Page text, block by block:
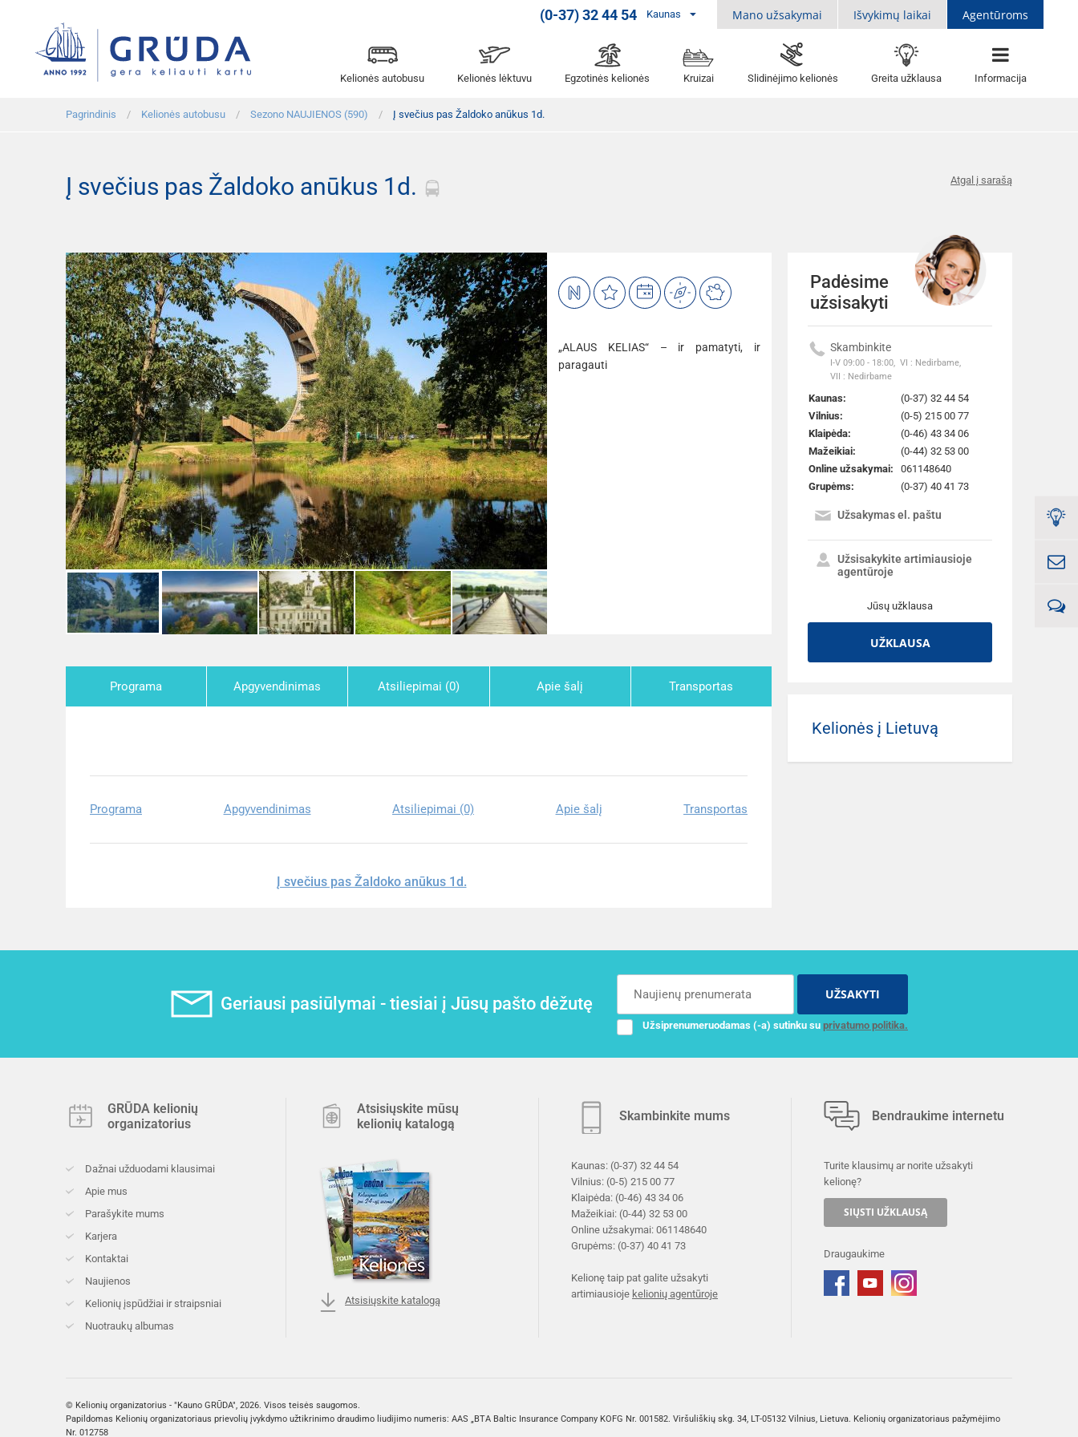
(0-37) 32 44 54 Kaunas Mano užsakymai Išvykimų laikai Agentūroms
Kelionės autobusu Kelionės lėktuvu Egzotinės kelionės Kruizai Slidinėjimo kelionės Greita užklausa Informacija
Pagrindinis Kelionės autobusu Sezono NAUJIENOS (590) Į svečius pas Žaldoko anūkus 1d.
Atgal į sarašą
Į svečius pas Žaldoko anūkus 1d.
„ALAUS KELIAS“ – ir pamatyti, ir
paragauti
Programa Apgyvendinimas Atsiliepimai (0) Apie šalį Transportas
Programa Apgyvendinimas Atsiliepimai (0) Apie šalį Transportas
Į svečius pas Žaldoko anūkus 1d.
Padėsime
užsisakyti
Skambinkite
I-V 09:00 - 18:00, VI : Nedirbame,
VII : Nedirbame
Kaunas:
(0-37) 32 44 54
Vilnius:
(0-5) 215 00 77
Klaipėda:
(0-46) 43 34 06
Mažeikiai:
(0-44) 32 53 00
Online užsakymai:
061148640
Grupėms:
(0-37) 40 41 73
Užsakymas el. paštu
Užsisakykite artimiausioje
agentūroje
Jūsų užklausa
UŽKLAUSA
Kelionės į Lietuvą
Geriausi pasiūlymai - tiesiai į Jūsų pašto dėžutę UŽSAKYTI
Užsiprenumeruodamas (-a) sutinku su privatumo politika.
GRŪDA kelionių
organizatorius
Dažnai užduodami klausimai
Apie mus
Parašykite mums
Karjera
Kontaktai
Naujienos
Kelionių įspūdžiai ir straipsniai
Nuotraukų albumas
Atsisiųskite mūsų
kelionių katalogą
Atsisiųskite katalogą
Skambinkite mums
Kaunas: (0-37) 32 44 54
Vilnius: (0-5) 215 00 77
Klaipėda: (0-46) 43 34 06
Mažeikiai: (0-44) 32 53 00
Online užsakymai: 061148640
Grupėms: (0-37) 40 41 73
Kelionę taip pat galite užsakyti
artimiausioje kelionių agentūroje
Bendraukime internetu
Turite klausimų ar norite užsakyti
kelionę?
SIŲSTI UŽKLAUSĄ
Draugaukime
© Kelionių organizatorius - "Kauno GRŪDA", 2026. Visos teisės saugomos.
Papildomas Kelionių organizatoriaus prievolių įvykdymo užtikrinimo draudimo liudijimo numeris: AAS „BTA Baltic Insurance Company KOFG Nr. 001582. Viršuliškių skg. 34, LT-05132 Vilnius, Lietuva. Kelionių organizatoriaus pažymėjimo
Nr. 012758